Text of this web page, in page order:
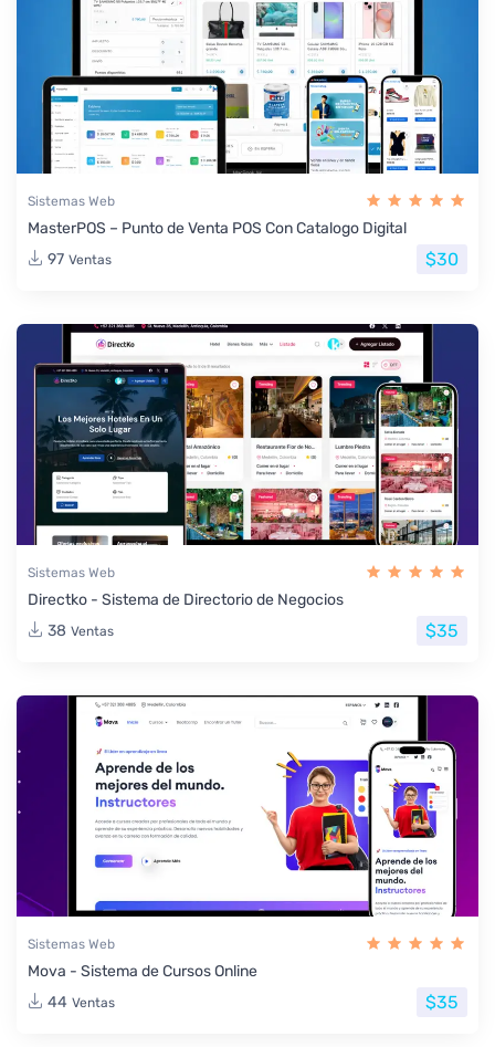
Sistemas Web
MasterPOS – Punto de Venta POS Con Catalogo Digital
97 Ventas $30
Sistemas Web
Directko - Sistema de Directorio de Negocios
38 Ventas $35
Sistemas Web
Mova - Sistema de Cursos Online
44 Ventas $35